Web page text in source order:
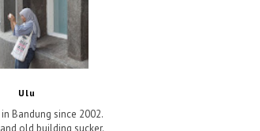
Ulu
Bandung since 2002.
old building sucker.